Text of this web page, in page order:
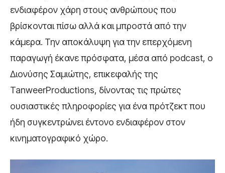
ενδιαφέρον χάρη στους ανθρώπους που
βρίσκονται πίσω αλλά και μπροστά από την
κάμερα. Την αποκάλυψη για την επερχόμενη
παραγωγή έκανε πρόσφατα, μέσα από podcast, ο
Διονύσης Σαμιώτης, επικεφαλής της
TanweerProductions, δίνοντας τις πρώτες
ουσιαστικές πληροφορίες για ένα πρότζεκτ που
ήδη συγκεντρώνει έντονο ενδιαφέρον στον
κινηματογραφικό χώρο.